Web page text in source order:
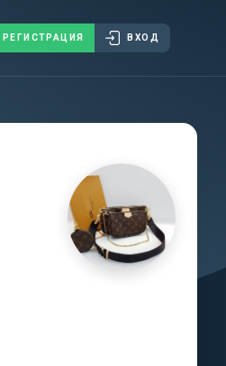
РЕГИСТРАЦИЯ ВХОД